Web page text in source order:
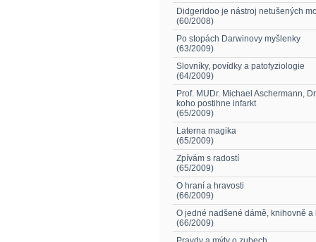
Didgeridoo je nástroj netušených
(60/2008)
Po stopách Darwinovy myšlenky
(63/2009)
Slovníky, povídky a patofyziologie
(64/2009)
Prof. MUDr. Michael Aschermann,
koho postihne infarkt
(65/2009)
Laterna magika
(65/2009)
Zpívám s radostí
(65/2009)
O hraní a hravosti
(66/2009)
O jedné nadšené dámě, knihovně a
(66/2009)